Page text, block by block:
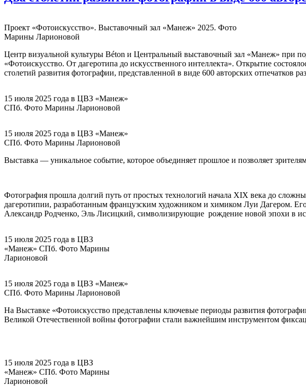
Проект «Фотоискусство». Выставочный зал «Манеж» 2025. Фото
Марины Ларионовой
Центр визуальной культуры Béton и Центральный выставочный зал «Манеж» при
«Фотоискусство. От дагеротипа до искусственного интеллекта». Открытие
столетий развития фотографии, представленной в виде 600 авторских отпечатков
15 июля 2025 года в ЦВЗ «Манеж»
СПб. Фото Марины Ларионовой
15 июля 2025 года в ЦВЗ «Манеж»
СПб. Фото Марины Ларионовой
Выставка — уникальное событие, которое объединяет прошлое и позволяет
Фотография прошла долгий путь от простых технологий начала XIX века до
дагеротипии, разработанным французским художником и химиком Луи Дагером.
Александр Родченко, Эль Лисицкий, символизирующие рождение новой эпохи в
15 июля 2025 года в ЦВЗ
«Манеж» СПб. Фото Марины
Ларионовой
15 июля 2025 года в ЦВЗ «Манеж»
СПб. Фото Марины Ларионовой
На Выставке «Фотоискусство представлены ключевые периоды развития
Великой Отечественной войны фотографии стали важнейшим инструментом
15 июля 2025 года в ЦВЗ
«Манеж» СПб. Фото Марины
Ларионовой